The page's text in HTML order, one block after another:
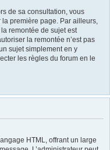
de sa consultation, vous
première page. Par ailleurs,
remontée de sujet est
la remontée n’est pas
sujet simplement en y
les règles du forum en le
HTML, offrant un large